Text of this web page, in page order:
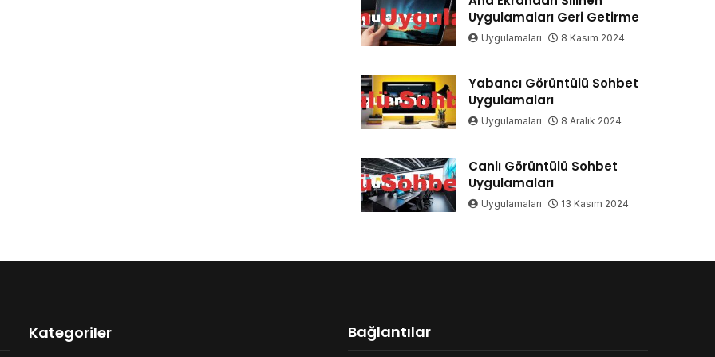
Uygulamaları Geri Getirme
Uygulamaları 8 Kasım 2024
Yabancı Görüntülü Sohbet
Uygulamaları
Uygulamaları 8 Aralık 2024
Canlı Görüntülü Sohbet
Uygulamaları
Uygulamaları 13 Kasım 2024
Kategoriler Bağlantılar